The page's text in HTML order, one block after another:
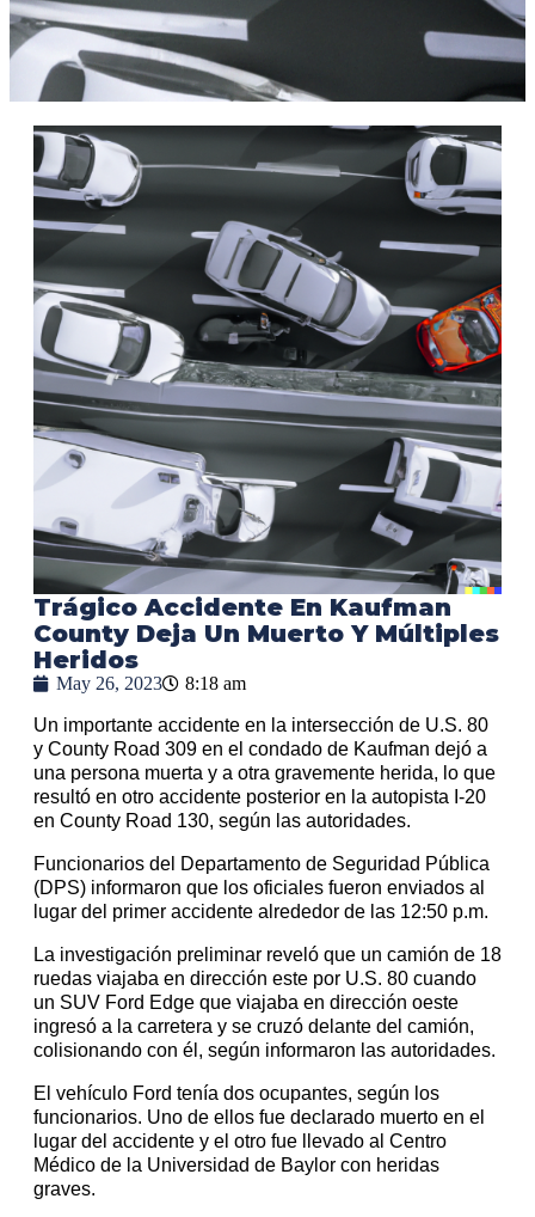
Trágico Accidente En Kaufman
County Deja Un Muerto Y Múltiples
Heridos
May 26, 2023 8:18 am
Un importante accidente en la intersección de U.S. 80
y County Road 309 en el condado de Kaufman dejó a
una persona muerta y a otra gravemente herida, lo que
resultó en otro accidente posterior en la autopista I-20
en County Road 130, según las autoridades.
Funcionarios del Departamento de Seguridad Pública
(DPS) informaron que los oficiales fueron enviados al
lugar del primer accidente alrededor de las 12:50 p.m.
La investigación preliminar reveló que un camión de 18
ruedas viajaba en dirección este por U.S. 80 cuando
un SUV Ford Edge que viajaba en dirección oeste
ingresó a la carretera y se cruzó delante del camión,
colisionando con él, según informaron las autoridades.
El vehículo Ford tenía dos ocupantes, según los
funcionarios. Uno de ellos fue declarado muerto en el
lugar del accidente y el otro fue llevado al Centro
Médico de la Universidad de Baylor con heridas
graves.